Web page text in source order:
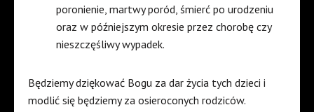
poronienie, martwy poród, śmierć po urodzeniu
oraz w późniejszym okresie przez chorobę czy
nieszczęśliwy wypadek.
Będziemy dziękować Bogu za dar życia tych dzieci i
modlić się będziemy za osieroconych rodziców.